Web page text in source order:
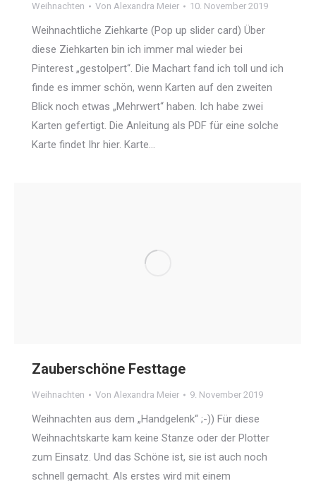
Weihnachten Von Alexandra Meier 10. November 2019
Weihnachtliche Ziehkarte (Pop up slider card) Über
diese Ziehkarten bin ich immer mal wieder bei
Pinterest „gestolpert“. Die Machart fand ich toll und ich
finde es immer schön, wenn Karten auf den zweiten
Blick noch etwas „Mehrwert“ haben. Ich habe zwei
Karten gefertigt. Die Anleitung als PDF für eine solche
Karte findet Ihr hier. Karte…
Zauberschöne Festtage
Weihnachten Von Alexandra Meier 9. November 2019
Weihnachten aus dem „Handgelenk“ ;-)) Für diese
Weihnachtskarte kam keine Stanze oder der Plotter
zum Einsatz. Und das Schöne ist, sie ist auch noch
schnell gemacht. Als erstes wird mit einem